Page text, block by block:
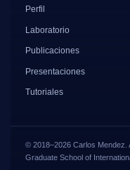
Perfil
Laboratorio
Publicaciones
Presentaciones
Tutoriales
© 2018–2026 Carlos Mendez.
Graduate School of